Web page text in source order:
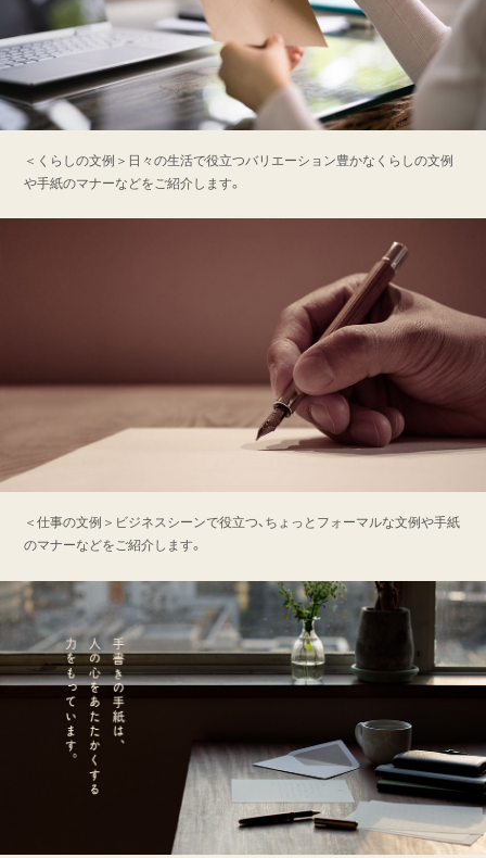
＜くらしの文例＞日々の生活で役立つバリエーション豊かなくらしの文例
や手紙のマナーなどをご紹介します。
＜仕事の文例＞ビジネスシーンで役立つ、ちょっとフォーマルな文例や手紙
のマナーなどをご紹介します。